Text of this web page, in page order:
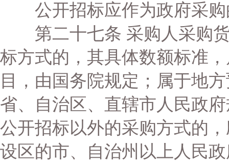
公开招标应作为政府采购
第二十七条 采购人采购货
标方式的，其具体数额标准
目，由国务院规定；属于地
省、自治区、直辖市人民政
公开招标以外的采购方式的
设区的市、自治州以上人民